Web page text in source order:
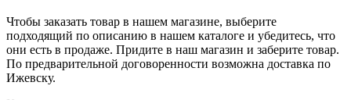
Чтобы заказать товар в нашем магазине, выберите
подходящий по описанию в нашем каталоге и убедитесь, что
они есть в продаже. Придите в наш магазин и заберите товар.
По предварительной договоренности возможна доставка по
Ижевску.